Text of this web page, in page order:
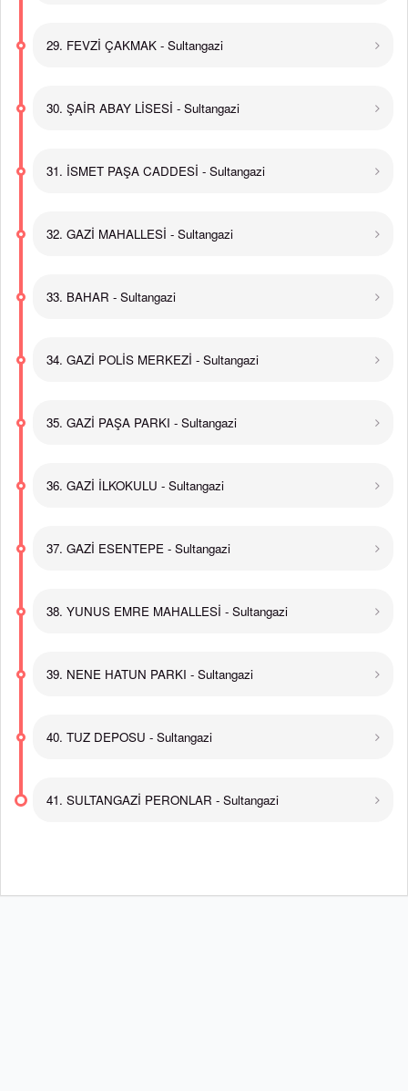
29. FEVZİ ÇAKMAK - Sultangazi
30. ŞAİR ABAY LİSESİ - Sultangazi
31. İSMET PAŞA CADDESİ - Sultangazi
32. GAZİ MAHALLESİ - Sultangazi
33. BAHAR - Sultangazi
34. GAZİ POLİS MERKEZİ - Sultangazi
35. GAZİ PAŞA PARKI - Sultangazi
36. GAZİ İLKOKULU - Sultangazi
37. GAZİ ESENTEPE - Sultangazi
38. YUNUS EMRE MAHALLESİ - Sultangazi
39. NENE HATUN PARKI - Sultangazi
40. TUZ DEPOSU - Sultangazi
41. SULTANGAZİ PERONLAR - Sultangazi